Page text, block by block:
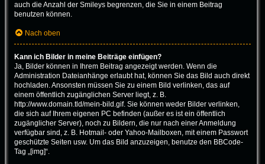
auch die Anzahl der Smileys begrenzen, die Sie in einem Beitrag
benutzen können.
Nach oben
Kann ich Bilder in meine Beiträge einfügen?
Ja, Bilder können in Ihrem Beitrag angezeigt werden. Wenn die
Administration Dateianhänge erlaubt hat, können Sie das Bild auch direkt
hochladen. Ansonsten müssen Sie zu einem Bild verlinken, das auf
einem öffentlich zugänglichen Server liegt, z. B.
http://www.domain.tld/mein-bild.gif. Sie können weder Bilder verlinken,
die sich auf Ihrem eigenen PC befinden (außer es ist ein öffentlich
zugänglicher Server), noch zu Bildern, die nur nach einer Anmeldung
verfügbar sind, z. B. Hotmail- oder Yahoo-Mailboxen, mit einem Passwort
geschützte Seiten usw. Um das Bild anzuzeigen, benutze den BBCode-
Tag „[img]“.